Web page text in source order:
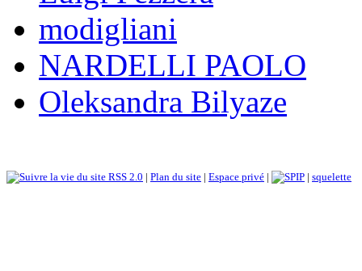
modigliani
NARDELLI PAOLO
Oleksandra Bilyaze
RSS 2.0 | Plan du site | Espace privé | | squelette